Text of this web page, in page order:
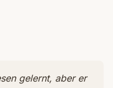
gelernt, aber er